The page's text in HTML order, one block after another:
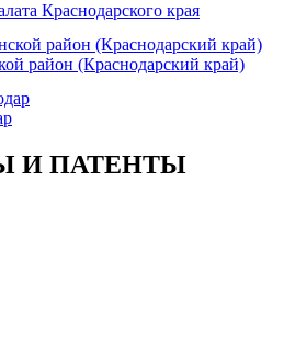
Краснодарского края
(Краснодарский край)
И ПАТЕНТЫ